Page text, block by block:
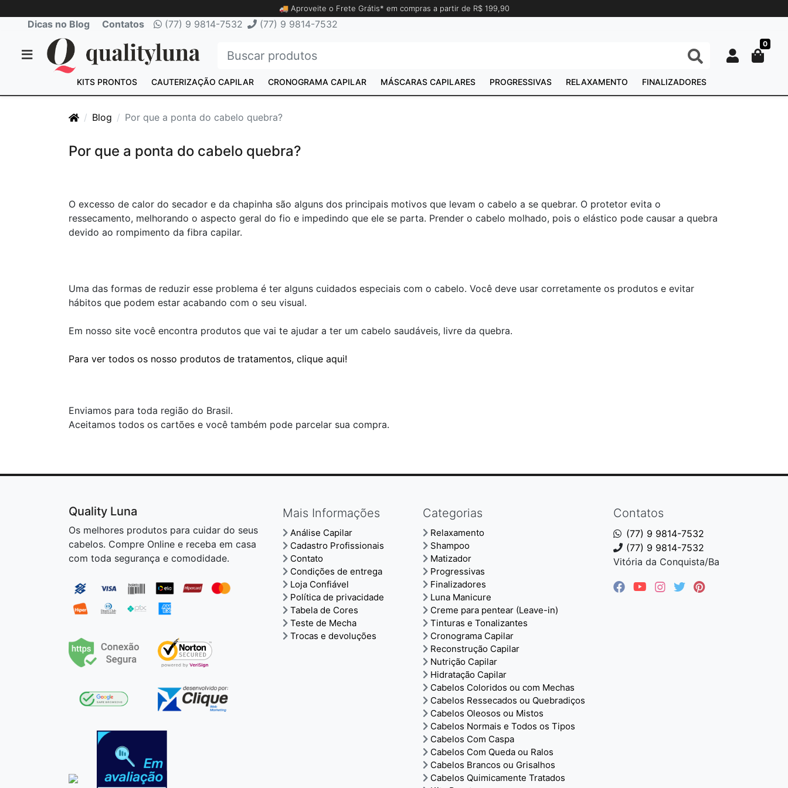
🚚 Aproveite o Frete Grátis* em compras a partir de R$ 199,90
Dicas no Blog Contatos (77) 9 9814-7532 (77) 9 9814-7532
0
KITS PRONTOS CAUTERIZAÇÃO CAPILAR CRONOGRAMA CAPILAR MÁSCARAS CAPILARES PROGRESSIVAS RELAXAMENTO FINALIZADORES
Blog Por que a ponta do cabelo quebra?
Por que a ponta do cabelo quebra?
O excesso de calor do secador e da chapinha são alguns dos principais motivos que levam o cabelo a se quebrar. O protetor evita o
ressecamento, melhorando o aspecto geral do fio e impedindo que ele se parta. Prender o cabelo molhado, pois o elástico pode causar a quebra
devido ao rompimento da fibra capilar.
Uma das formas de reduzir esse problema é ter alguns cuidados especiais com o cabelo. Você deve usar corretamente os produtos e evitar
hábitos que podem estar acabando com o seu visual.
Em nosso site você encontra produtos que vai te ajudar a ter um cabelo saudáveis, livre da quebra.
Para ver todos os nosso produtos de tratamentos, clique aqui!
Enviamos para toda região do Brasil.
Aceitamos todos os cartões e você também pode parcelar sua compra.
Contatos
(77) 9 9814-7532
(77) 9 9814-7532
Vitória da Conquista/Ba
Mais Informações
Análise Capilar
Cadastro Profissionais
Contato
Condições de entrega
Loja Confiável
Política de privacidade
Tabela de Cores
Teste de Mecha
Trocas e devoluções
Categorias
Relaxamento
Shampoo
Matizador
Progressivas
Finalizadores
Luna Manicure
Creme para pentear (Leave-in)
Tinturas e Tonalizantes
Cronograma Capilar
Reconstrução Capilar
Nutrição Capilar
Hidratação Capilar
Cabelos Coloridos ou com Mechas
Cabelos Ressecados ou Quebradiços
Cabelos Oleosos ou Mistos
Cabelos Normais e Todos os Tipos
Cabelos Com Caspa
Cabelos Com Queda ou Ralos
Cabelos Brancos ou Grisalhos
Cabelos Quimicamente Tratados
Quality Luna
Os melhores produtos para cuidar do seus
cabelos. Compre Online e receba em casa
com toda segurança e comodidade.